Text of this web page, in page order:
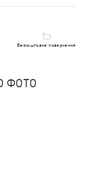
Безкоштовне повернення
ФОТО